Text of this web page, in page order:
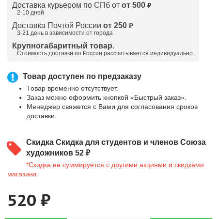
Доставка курьером по СПб от от 500 ₽
2-10 дней
Доставка Почтой России от 250 ₽
3-21 день в зависимости от города
Крупногабаритный товар.
Стоимость доставки по России рассчитывается индивидуально.
Товар доступен по предзаказу
Товар временно отсутствует.
Заказ можно оформить кнопкой «Быстрый заказ».
Менеджер свяжется с Вами для согласования сроков
доставки.
Скидка Скидка для студентов и членов Союза
художников 52 ₽
*Скидка не суммируется с другими акциями и скидками
магазина
520 ₽